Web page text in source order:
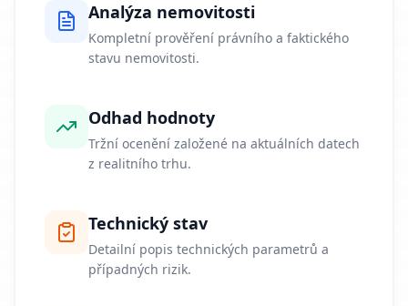
Analýza nemovitosti
Kompletní prověření právního a faktického
stavu nemovitosti.
Odhad hodnoty
Tržní ocenění založené na aktuálních datech
z realitního trhu.
Technický stav
Detailní popis technických parametrů a
případných rizik.